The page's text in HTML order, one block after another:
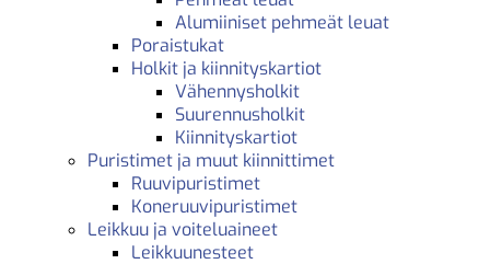
Alumiiniset pehmeät leuat
Poraistukat
Holkit ja kiinnityskartiot
Vähennysholkit
Suurennusholkit
Kiinnityskartiot
Puristimet ja muut kiinnittimet
Ruuvipuristimet
Koneruuvipuristimet
Leikkuu ja voiteluaineet
Leikkuunesteet